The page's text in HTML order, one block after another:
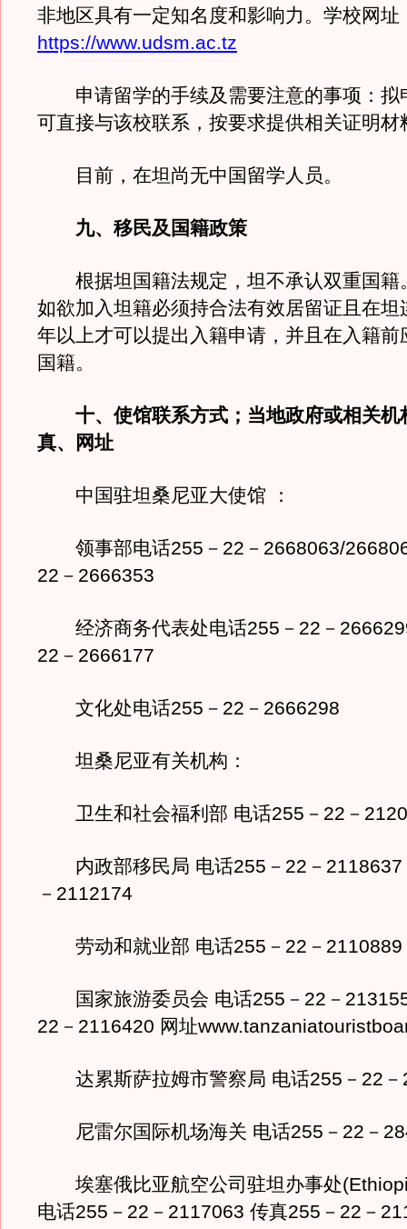
非地区具有一定知名度和影响力。学校网址
https://www.udsm.ac.tz
申请留学的手续及需要注意的事项：拟
可直接与该校联系，按要求提供相关证明材
目前，在坦尚无中国留学人员。
九、移民及国籍政策
根据坦国籍法规定，坦不承认双重国籍
如欲加入坦籍必须持合法有效居留证且在坦
年以上才可以提出入籍申请，并且在入籍前
国籍。
十、使馆联系方式；当地政府或相关机
真、网址
中国驻坦桑尼亚大使馆 ：
领事部电话255－22－2668063/
22－2666353
经济商务代表处电话255－22－
22－2666177
文化处电话255－22－2666298
坦桑尼亚有关机构：
卫生和社会福利部 电话255－22－
内政部移民局 电话255－22－2118637
－2112174
劳动和就业部 电话255－22－2110889
国家旅游委员会 电话255－22－
22－2116420 网址
达累斯萨拉姆市警察局 电话255－22－
尼雷尔国际机场海关 电话255－22－
埃塞俄比亚航空公司驻坦办事处
电话255－22－2117063 传真255－22－